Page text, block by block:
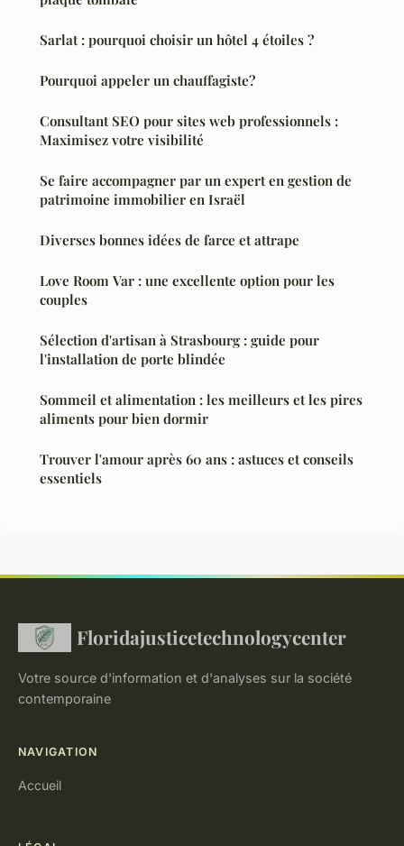
Sarlat : pourquoi choisir un hôtel 4 étoiles ?
Pourquoi appeler un chauffagiste?
Consultant SEO pour sites web professionnels :
Maximisez votre visibilité
Se faire accompagner par un expert en gestion de
patrimoine immobilier en Israël
Diverses bonnes idées de farce et attrape
Love Room Var : une excellente option pour les
couples
Sélection d'artisan à Strasbourg : guide pour
l'installation de porte blindée
Sommeil et alimentation : les meilleurs et les pires
aliments pour bien dormir
Trouver l'amour après 60 ans : astuces et conseils
essentiels
Floridajusticetechnologycenter
Votre source d'information et d'analyses sur la société
contemporaine
NAVIGATION
Accueil